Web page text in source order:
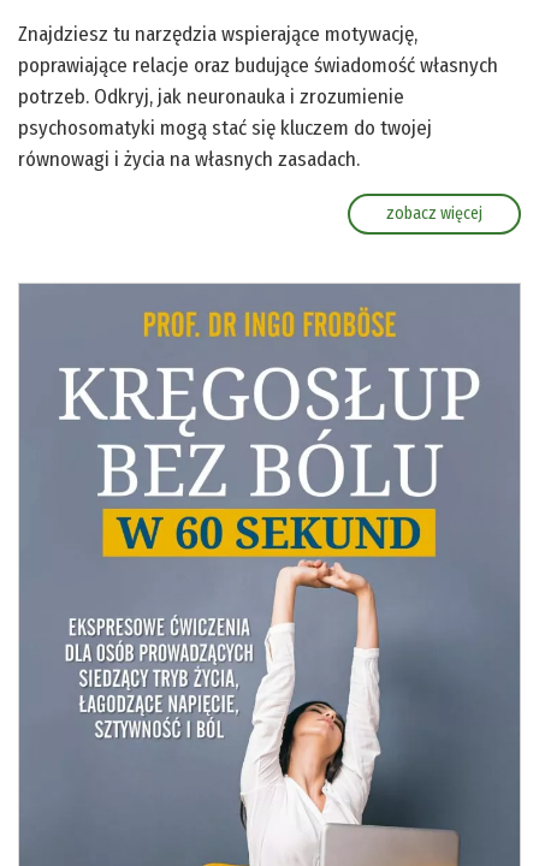
Znajdziesz tu narzędzia wspierające motywację,
poprawiające relacje oraz budujące świadomość własnych
potrzeb. Odkryj, jak neuronauka i zrozumienie
psychosomatyki mogą stać się kluczem do twojej
równowagi i życia na własnych zasadach.
zobacz więcej